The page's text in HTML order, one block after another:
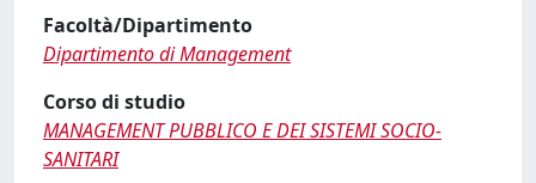
Facoltà/Dipartimento
Dipartimento di Management
Corso di studio
MANAGEMENT PUBBLICO E DEI SISTEMI SOCIO-
SANITARI